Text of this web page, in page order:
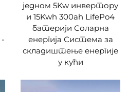
једном 5Kw инвертору
и 15Kwh 300ah LifePo4
батерији Соларна
енергија Система за
складиштење енергије
у кући